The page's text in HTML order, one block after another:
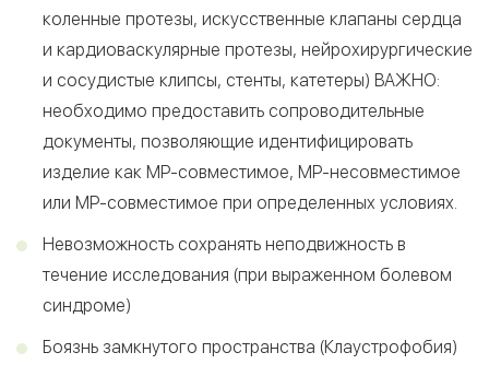
коленные протезы, искусственные клапаны сердца
и кардиоваскулярные протезы, нейрохирургические
и сосудистые клипсы, стенты, катетеры) ВАЖНО:
необходимо предоставить сопроводительные
документы, позволяющие идентифицировать
изделие как МР-совместимое, МР-несовместимое
или МР-совместимое при определенных условиях.
Невозможность сохранять неподвижность в
течение исследования (при выраженном болевом
синдроме)
Боязнь замкнутого пространства (Клаустрофобия)